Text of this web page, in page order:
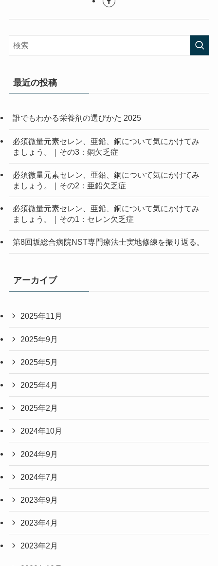
最近の投稿
誰でもわかる栄養剤の選びかた 2025
必須微量元素セレン、亜鉛、銅について気にかけてみ
ましょう。｜その3：銅欠乏症
必須微量元素セレン、亜鉛、銅について気にかけてみ
ましょう。｜その2：亜鉛欠乏症
必須微量元素セレン、亜鉛、銅について気にかけてみ
ましょう。｜その1：セレン欠乏症
第8回坂総合病院NST専門療法士実地修練を振り返る。
アーカイブ
2025年11月
2025年9月
2025年5月
2025年4月
2025年2月
2024年10月
2024年9月
2024年7月
2023年9月
2023年4月
2023年2月